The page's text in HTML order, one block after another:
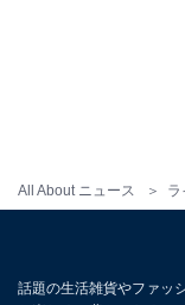
All About ニュース ラ
たので、通常の自
話題の生活雑貨やファッ